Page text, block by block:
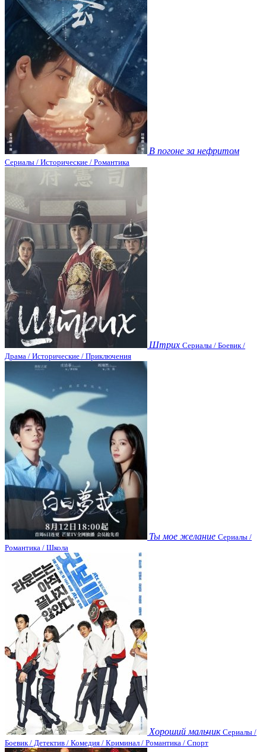
В погоне за нефритом
Сериалы / Исторические / Романтика
Штрих Сериалы / Боевик /
Драма / Исторические / Приключения
Ты мое желание Сериалы /
Романтика / Школа
Хороший мальчик Сериалы /
Боевик / Детектив / Комедия / Криминал / Романтика / Спорт